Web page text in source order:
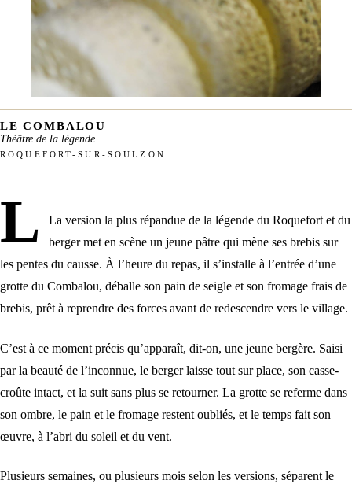
LE COMBALOU
Théâtre de la légende
ROQUEFORT-SUR-SOULZON
L
La version la plus répandue de la légende du Roquefort et du
berger met en scène un jeune pâtre qui mène ses brebis sur
les pentes du causse. À l’heure du repas, il s’installe à l’entrée d’une
grotte du Combalou, déballe son pain de seigle et son fromage frais de
brebis, prêt à reprendre des forces avant de redescendre vers le village.
C’est à ce moment précis qu’apparaît, dit-on, une jeune bergère. Saisi
par la beauté de l’inconnue, le berger laisse tout sur place, son casse-
croûte intact, et la suit sans plus se retourner. La grotte se referme dans
son ombre, le pain et le fromage restent oubliés, et le temps fait son
œuvre, à l’abri du soleil et du vent.
Plusieurs semaines, ou plusieurs mois selon les versions, séparent le